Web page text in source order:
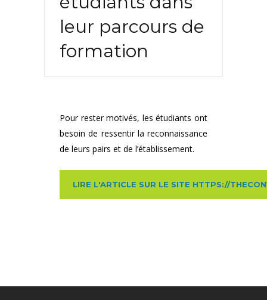
leur parcours de
formation
Pour rester motivés, les étudiants ont
besoin de ressentir la reconnaissance
de leurs pairs et de l’établissement.
LIRE L'ARTICLE SUR LE SITE HTTPS://